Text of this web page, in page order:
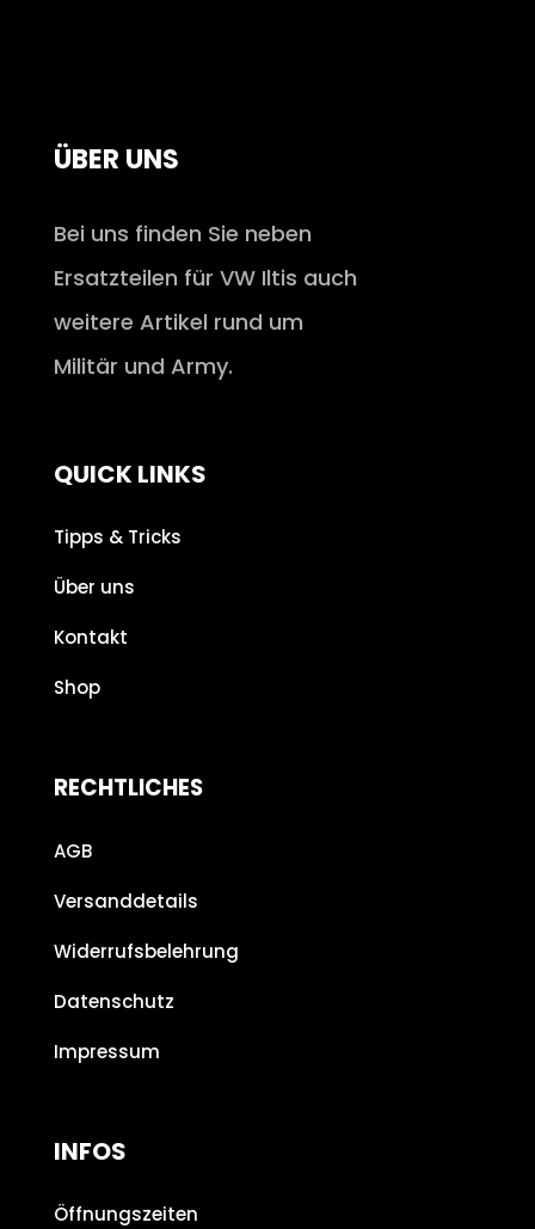
ÜBER UNS
Bei uns finden Sie neben
Ersatzteilen für VW Iltis auch
weitere Artikel rund um
Militär und Army.
QUICK LINKS
Tipps & Tricks
Über uns
Kontakt
Shop
RECHTLICHES
AGB
Versanddetails
Widerrufsbelehrung
Datenschutz
Impressum
INFOS
Öffnungszeiten